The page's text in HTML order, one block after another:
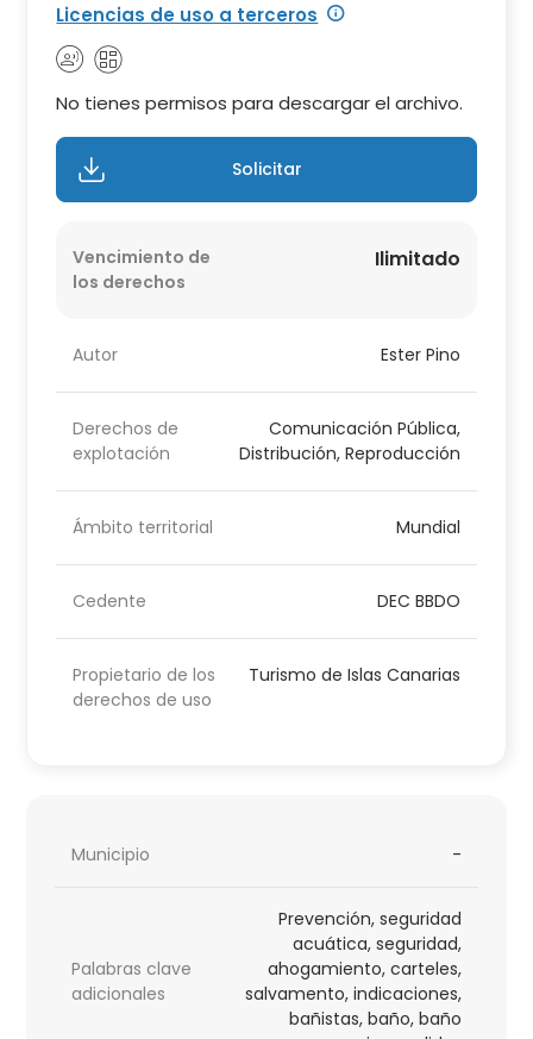
Licencias de uso a terceros
No tienes permisos para descargar el archivo.
Solicitar
Vencimiento de
los derechos
Ilimitado
Autor Ester Pino
Derechos de
explotación
Comunicación Pública,
Distribución, Reproducción
Ámbito territorial Mundial
Cedente DEC BBDO
Propietario de los
derechos de uso
Turismo de Islas Canarias
Municipio -
Palabras clave
adicionales
Prevención, seguridad
acuática, seguridad,
ahogamiento, carteles,
salvamento, indicaciones,
bañistas, baño, baño